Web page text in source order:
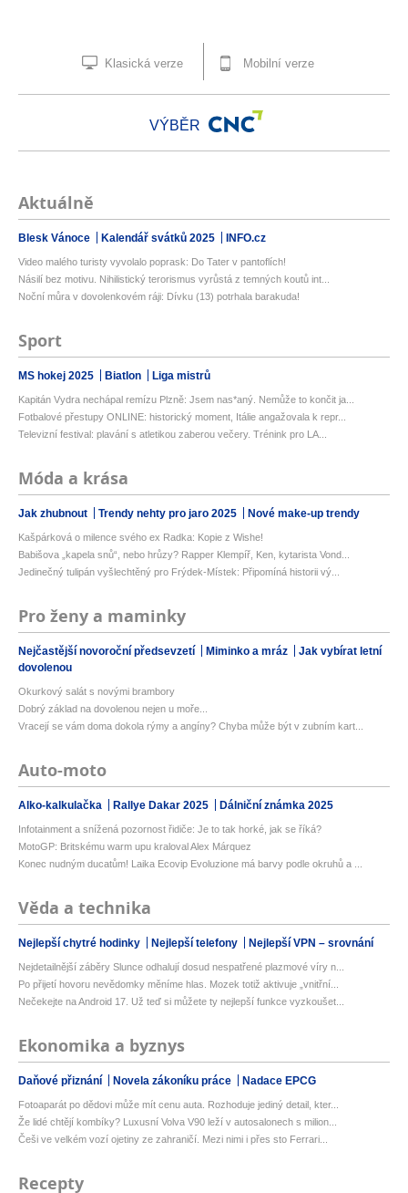
Klasická verze Mobilní verze
VÝBĚR
Aktuálně
Blesk Vánoce Kalendář svátků 2025 INFO.cz
Video malého turisty vyvolalo poprask: Do Tater v pantoflích!
Násilí bez motivu. Nihilistický terorismus vyrůstá z temných koutů int...
Noční můra v dovolenkovém ráji: Dívku (13) potrhala barakuda!
Sport
MS hokej 2025 Biatlon Liga mistrů
Kapitán Vydra nechápal remízu Plzně: Jsem nas*aný. Nemůže to končit ja...
Fotbalové přestupy ONLINE: historický moment, Itálie angažovala k repr...
Televizní festival: plavání s atletikou zaberou večery. Trénink pro LA...
Móda a krása
Jak zhubnout Trendy nehty pro jaro 2025 Nové make-up trendy
Kašpárková o milence svého ex Radka: Kopie z Wishe!
Babišova „kapela snů“, nebo hrůzy? Rapper Klempíř, Ken, kytarista Vond...
Jedinečný tulipán vyšlechtěný pro Frýdek-Místek: Připomíná historii vý...
Pro ženy a maminky
Nejčastější novoroční předsevzetí Miminko a mráz
Jak vybírat letní
dovolenou
Okurkový salát s novými brambory
Dobrý základ na dovolenou nejen u moře...
Vracejí se vám doma dokola rýmy a angíny? Chyba může být v zubním kart...
Auto-moto
Alko-kalkulačka Rallye Dakar 2025 Dálniční známka 2025
Infotainment a snížená pozornost řidiče: Je to tak horké, jak se říká?
MotoGP: Britskému warm upu kraloval Alex Márquez
Konec nudným ducatům! Laika Ecovip Evoluzione má barvy podle okruhů a ...
Věda a technika
Nejlepší chytré hodinky Nejlepší telefony Nejlepší VPN – srovnání
Nejdetailnější záběry Slunce odhalují dosud nespatřené plazmové víry n...
Po přijetí hovoru nevědomky měníme hlas. Mozek totiž aktivuje „vnitřní...
Nečekejte na Android 17. Už teď si můžete ty nejlepší funkce vyzkoušet...
Ekonomika a byznys
Daňové přiznání Novela zákoníku práce Nadace EPCG
Fotoaparát po dědovi může mít cenu auta. Rozhoduje jediný detail, kter...
Že lidé chtějí kombíky? Luxusní Volva V90 leží v autosalonech s milion...
Češi ve velkém vozí ojetiny ze zahraničí. Mezi nimi i přes sto Ferrari...
Recepty